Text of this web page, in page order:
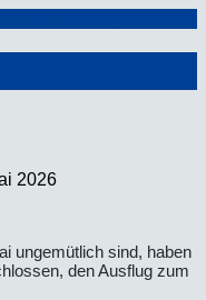
2026
ungemütlich sind, haben
den Ausflug zum